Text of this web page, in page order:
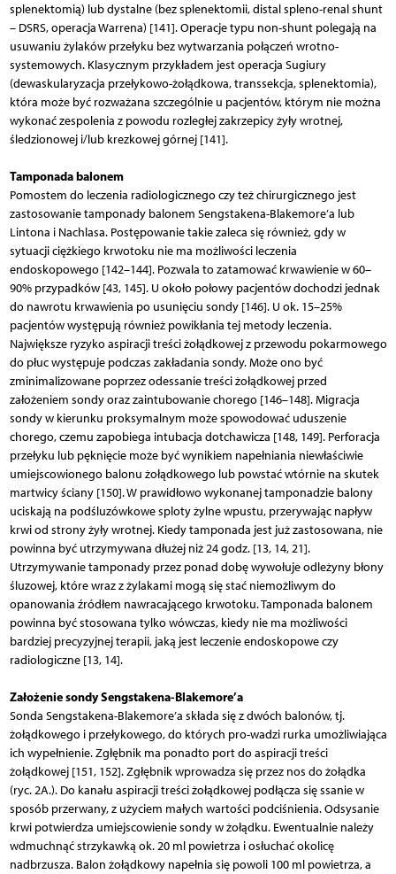
splenektomią) lub dystalne (bez splenektomii, distal spleno-renal shunt
– DSRS, operacja Warrena) [141]. Operacje typu non-shunt polegają na
usuwaniu żylaków przełyku bez wytwarzania połączeń wrotno-
systemowych. Klasycznym przykładem jest operacja Sugiury
(dewaskularyzacja przełykowo-żołądkowa, transsekcja, splenektomia),
która może być rozważana szczególnie u pacjentów, którym nie można
wykonać zespolenia z powodu rozległej zakrzepicy żyły wrotnej,
śledzionowej i/lub krezkowej górnej [141].
Tamponada balonem
Pomostem do leczenia radiologicznego czy też chirurgicznego jest
zastosowanie tamponady balonem Sengstakena-Blakemore’a lub
Lintona i Nachlasa. Postępowanie takie zaleca się również, gdy w
sytuacji ciężkiego krwotoku nie ma możliwości leczenia
endoskopowego [142–144]. Pozwala to zatamować krwawienie w 60–
90% przypadków [43, 145]. U około połowy pacjentów dochodzi jednak
do nawrotu krwawienia po usunięciu sondy [146]. U ok. 15–25%
pacjentów występują również powikłania tej metody leczenia.
Największe ryzyko aspiracji treści żołądkowej z przewodu pokarmowego
do płuc występuje podczas zakładania sondy. Może ono być
zminimalizowane poprzez odessanie treści żołądkowej przed
założeniem sondy oraz zaintubowanie chorego [146–148]. Migracja
sondy w kierunku proksymalnym może spowodować uduszenie
chorego, czemu zapobiega intubacja dotchawicza [148, 149]. Perforacja
przełyku lub pęknięcie może być wynikiem napełniania niewłaściwie
umiejscowionego balonu żołądkowego lub powstać wtórnie na skutek
martwicy ściany [150]. W prawidłowo wykonanej tamponadzie balony
uciskają na podśluzówkowe sploty żylne wpustu, przerywając napływ
krwi od strony żyły wrotnej. Kiedy tamponada jest już zastosowana, nie
powinna być utrzymywana dłużej niż 24 godz. [13, 14, 21].
Utrzymywanie tamponady przez ponad dobę wywołuje odleżyny błony
śluzowej, które wraz z żylakami mogą się stać niemożliwym do
opanowania źródłem nawracającego krwotoku. Tamponada balonem
powinna być stosowana tylko wówczas, kiedy nie ma możliwości
bardziej precyzyjnej terapii, jaką jest leczenie endoskopowe czy
radiologiczne [13, 14].
Założenie sondy Sengstakena-Blakemore’a
Sonda Sengstakena-Blakemore’a składa się z dwóch balonów, tj.
żołądkowego i przełykowego, do których pro-wadzi rurka umożliwiająca
ich wypełnienie. Zgłębnik ma ponadto port do aspiracji treści
żołądkowej [151, 152]. Zgłębnik wprowadza się przez nos do żołądka
(ryc. 2A.). Do kanału aspiracji treści żołądkowej podłącza się ssanie w
sposób przerwany, z użyciem małych wartości podciśnienia. Odsysanie
krwi potwierdza umiejscowienie sondy w żołądku. Ewentualnie należy
wdmuchnąć strzykawką ok. 20 ml powietrza i osłuchać okolicę
nadbrzusza. Balon żołądkowy napełnia się powoli 100 ml powietrza, a